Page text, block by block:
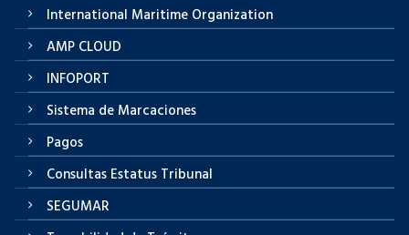
International Maritime Organization
AMP CLOUD
INFOPORT
Sistema de Marcaciones
Pagos
Consultas Estatus Tribunal
SEGUMAR